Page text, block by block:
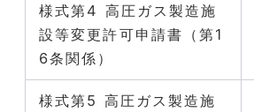
様式第4 高圧ガス製造施
設等変更許可申請書（第1
6条関係）
様式第5 高圧ガス製造施